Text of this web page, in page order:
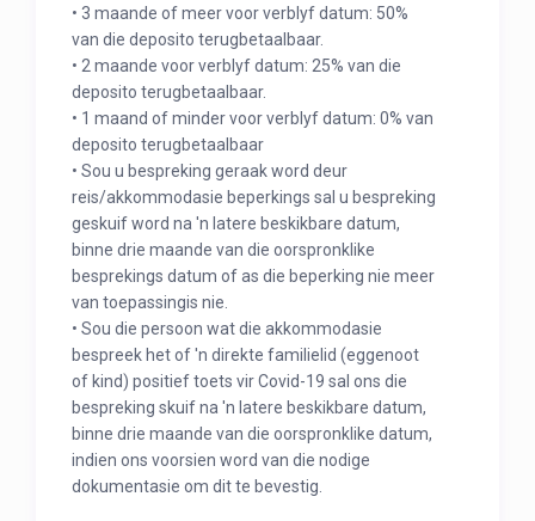
• 3 maande of meer voor verblyf datum: 50%
van die deposito terugbetaalbaar.
• 2 maande voor verblyf datum: 25% van die
deposito terugbetaalbaar.
• 1 maand of minder voor verblyf datum: 0% van
deposito terugbetaalbaar
• Sou u bespreking geraak word deur
reis/akkommodasie beperkings sal u bespreking
geskuif word na 'n latere beskikbare datum,
binne drie maande van die oorspronklike
besprekings datum of as die beperking nie meer
van toepassingis nie.
• Sou die persoon wat die akkommodasie
bespreek het of 'n direkte familielid (eggenoot
of kind) positief toets vir Covid-19 sal ons die
bespreking skuif na 'n latere beskikbare datum,
binne drie maande van die oorspronklike datum,
indien ons voorsien word van die nodige
dokumentasie om dit te bevestig.